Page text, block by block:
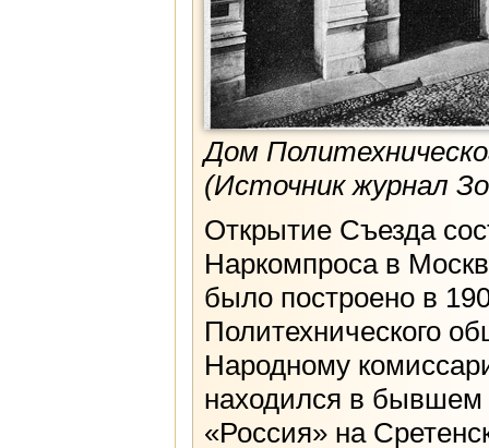
Дом
(Источник журнал
Открытие Съезда
Наркомпроса в
было построено в
Политехнического
Народному
находился в бывшем
«Россия» на